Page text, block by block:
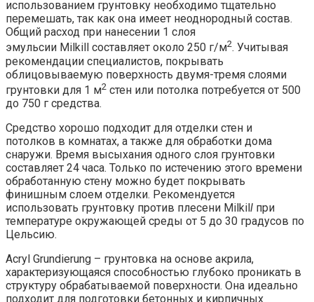
использованием грунтовку необходимо тщательно
перемешать, так как она имеет неоднородный состав.
Общий расход при нанесении 1 слоя
эмульсии Milkill составляет около 250 г/м2. Учитывая
рекомендации специалистов, покрывать
облицовываемую поверхность двумя-тремя слоями
грунтовки для 1 м2 стен или потолка потребуется от 500
до 750 г средства.
Средство хорошо подходит для отделки стен и
потолков в комнатах, а также для обработки дома
снаружи. Время высыхания одного слоя грунтовки
составляет 24 часа. Только по истечению этого времени
обработанную стену можно будет покрывать
финишным слоем отделки. Рекомендуется
использовать грунтовку против плесени Milkill при
температуре окружающей среды от 5 до 30 градусов по
Цельсию.
Acryl Grundierung – грунтовка на основе акрила,
характеризующаяся способностью глубоко проникать в
структуру обрабатываемой поверхности. Она идеально
подходит для подготовки бетонных и кирпичных